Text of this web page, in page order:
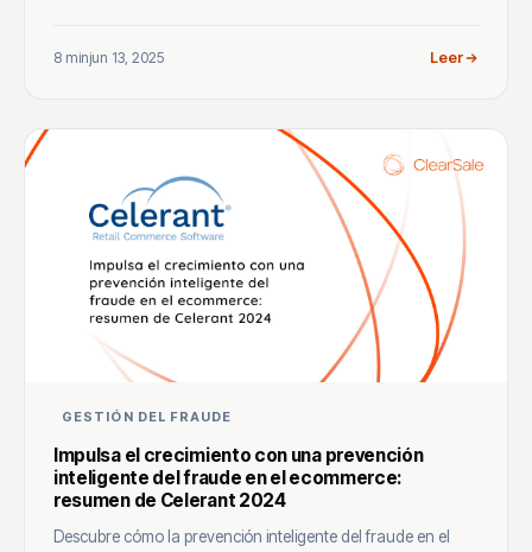
8 minjun 13, 2025 Leer
GESTIÓN DEL FRAUDE
Impulsa el crecimiento con una prevención
inteligente del fraude en el ecommerce:
resumen de Celerant 2024
Descubre cómo la prevención inteligente del fraude en el